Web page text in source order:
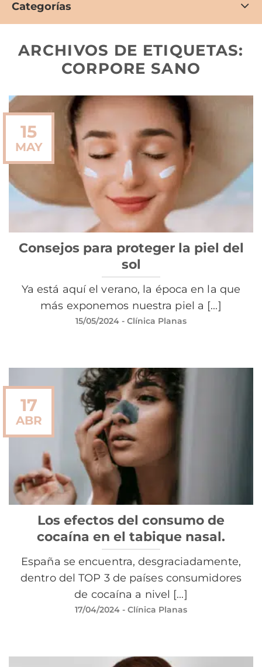
Categorías
ARCHIVOS DE ETIQUETAS:
CORPORE SANO
Consejos para proteger la piel del
sol
Ya está aquí el verano, la época en la que
más exponemos nuestra piel a [...]
15/05/2024 - Clínica Planas
15
MAY
Los efectos del consumo de
cocaína en el tabique nasal.
España se encuentra, desgraciadamente,
dentro del TOP 3 de países consumidores
de cocaína a nivel [...]
17/04/2024 - Clínica Planas
17
ABR